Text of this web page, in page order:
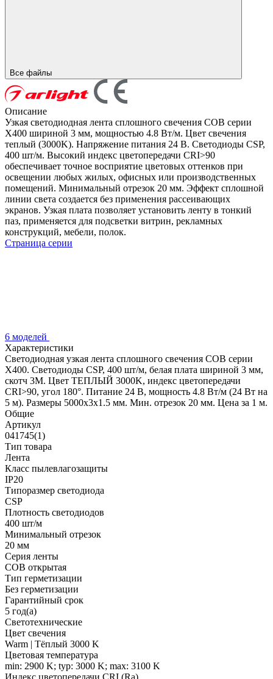
Все файлы
Описание
Узкая светодиодная лента сплошного свечения COB серии
X400 шириной 3 мм, мощностью 4.8 Вт/м. Цвет свечения
теплый (3000K). Напряжение питания 24 В. Светодиоды CSP,
400 шт/м. Высокий индекс цветопередачи CRI>90
обеспечивает точное восприятие цветовых оттенков при
освещении любых жилых, офисных или производственных
помещений. Минимальный отрезок 20 мм. Эффект сплошной
линии света создается без применения рассеивающих
экранов. Узкая плата позволяет установить ленту в тонкий
паз, применяется для подсветки витрин, рекламных
конструкций, мебели, полок.
Страница серии
6 моделей
Характеристики
Светодиодная узкая лента сплошного свечения COB серии
X400. Светодиоды CSP, 400 шт/м, белая плата шириной 3 мм,
скотч 3M. Цвет ТЕПЛЫЙ 3000K, индекс цветопередачи
CRI>90, угол 180°. Питание 24 В, мощность 4.8 Вт/м (24 Вт на
5 м). Размеры 5000х3х1.5 мм. Мин. отрезок 20 мм. Цена за 1 м.
Общие
Артикул
041745(1)
Тип товара
Лента
Класс пылевлагозащиты
IP20
Типоразмер светодиода
CSP
Плотность светодиодов
400 шт/м
Минимальный отрезок
20 мм
Серия ленты
COB открытая
Тип герметизации
Без герметизации
Гарантийный срок
5 год(а)
Светотехнические
Цвет свечения
Warm | Тёплый 3000 K
Цветовая температура
min: 2900 K; typ: 3000 K; max: 3100 K
Индекс цветопередачи CRI (Ra)